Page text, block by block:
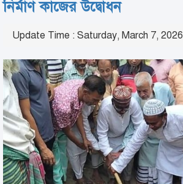
নির্মাণ কাজের উদ্বোধন
Update Time : Saturday, March 7, 2026